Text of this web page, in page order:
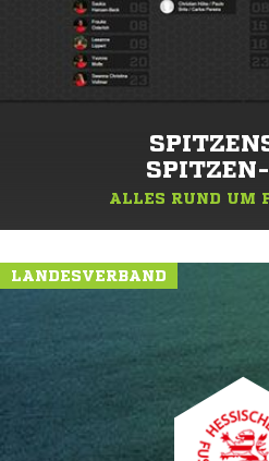
ALLES RUND UM
LANDESVERBAND